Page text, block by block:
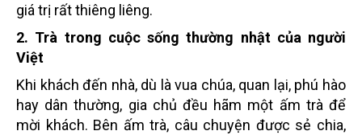
giá trị rất thiêng liêng.
2. Trà trong cuộc sống thường nhật của người
Việt
Khi khách đến nhà, dù là vua chúa, quan lại, phú hào
hay dân thường, gia chủ đều hãm một ấm trà để
mời khách. Bên ấm trà, câu chuyện được sẻ chia,